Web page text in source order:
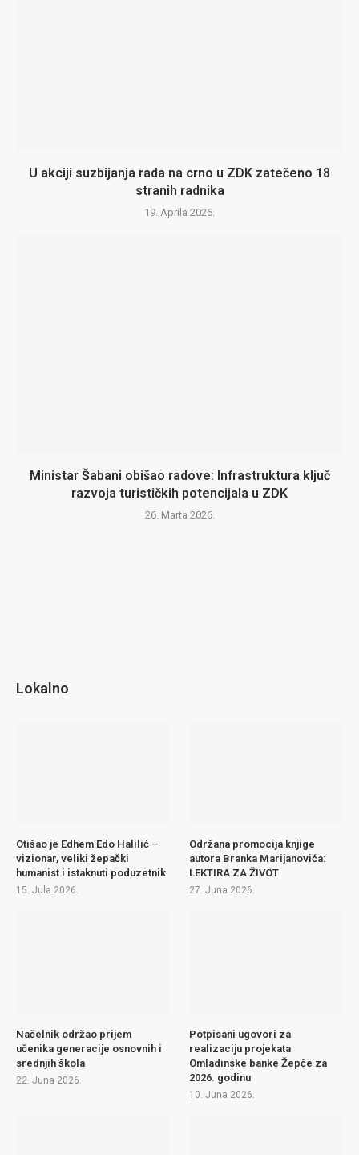
U akciji suzbijanja rada na crno u ZDK zatečeno 18
stranih radnika
19. Aprila 2026.
Ministar Šabani obišao radove: Infrastruktura ključ
razvoja turističkih potencijala u ZDK
26. Marta 2026.
Lokalno
Otišao je Edhem Edo Halilić –
vizionar, veliki žepački
humanist i istaknuti poduzetnik
15. Jula 2026.
Održana promocija knjige
autora Branka Marijanovića:
LEKTIRA ZA ŽIVOT
27. Juna 2026.
Načelnik održao prijem
učenika generacije osnovnih i
srednjih škola
22. Juna 2026.
Potpisani ugovori za
realizaciju projekata
Omladinske banke Žepče za
2026. godinu
10. Juna 2026.